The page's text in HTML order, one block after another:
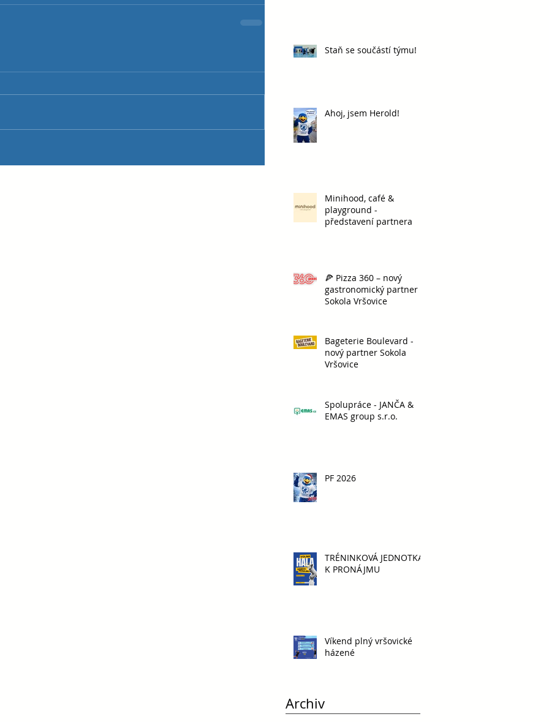
Staň se součástí týmu!
Ahoj, jsem Herold!
Minihood, café &
playground -
představení partnera
🍕 Pizza 360 – nový
gastronomický partner
Sokola Vršovice
Bageterie Boulevard -
nový partner Sokola
Vršovice
Spolupráce - JANČA &
EMAS group s.r.o.
PF 2026
TRÉNINKOVÁ JEDNOTKA
K PRONÁJMU
Víkend plný vršovické
házené
Archiv